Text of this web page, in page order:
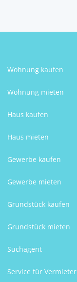
Wohnung kaufen
Wohnung mieten
Haus kaufen
Haus mieten
Gewerbe kaufen
Gewerbe mieten
Grundstück kaufen
Grundstück mieten
Suchagent
Service für Vermieter